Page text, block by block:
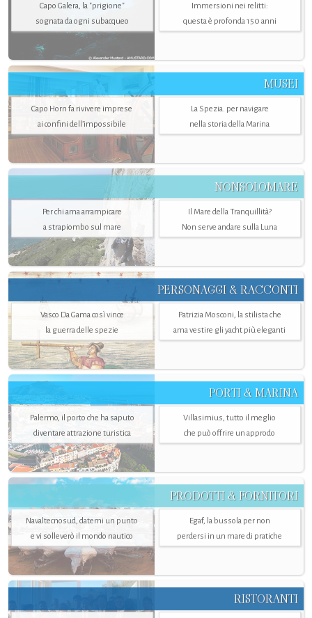
Capo Galera, la "prigione"
sognata da ogni subacqueo
Immersioni nei relitti:
questa è profonda 150 anni
MUSEI
Capo Horn fa rivivere imprese
ai confini dell’impossibile
La Spezia. per navigare
nella storia della Marina
NONSOLOMARE
Per chi ama arrampicare
a strapiombo sul mare
Il Mare della Tranquillità?
Non serve andare sulla Luna
PERSONAGGI & RACCONTI
Vasco Da Gama così vince
la guerra delle spezie
Patrizia Mosconi, la stilista che
ama vestire gli yacht più eleganti
PORTI & MARINA
Palermo, il porto che ha saputo
diventare attrazione turistica
Villasimius, tutto il meglio
che può offrire un approdo
PRODOTTI & FORNITORI
Navaltecnosud, datemi un punto
e vi solleverò il mondo nautico
Egaf, la bussola per non
perdersi in un mare di pratiche
RISTORANTI